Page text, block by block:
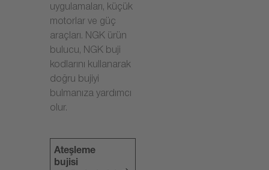
uygulamaları, küçük
motorlar ve güç
araçları. NGK ürün
bulucu, NGK buji
kodlarını kullanarak
doğru bujiyi
bulmanıza yardımcı
olur.
Ateşleme
bujisi